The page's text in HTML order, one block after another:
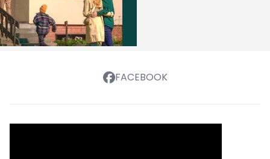
FACEBOOK